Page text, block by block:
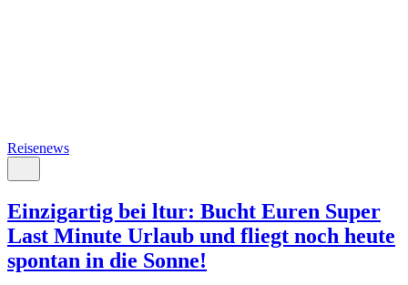
Reisenews
Einzigartig bei ltur: Bucht Euren Super
Last Minute Urlaub und fliegt noch heute
spontan in die Sonne!